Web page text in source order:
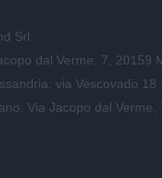
Srl
dal Verme, 7, 20159
via Vescovado 18
Via Jacopo dal Verme,